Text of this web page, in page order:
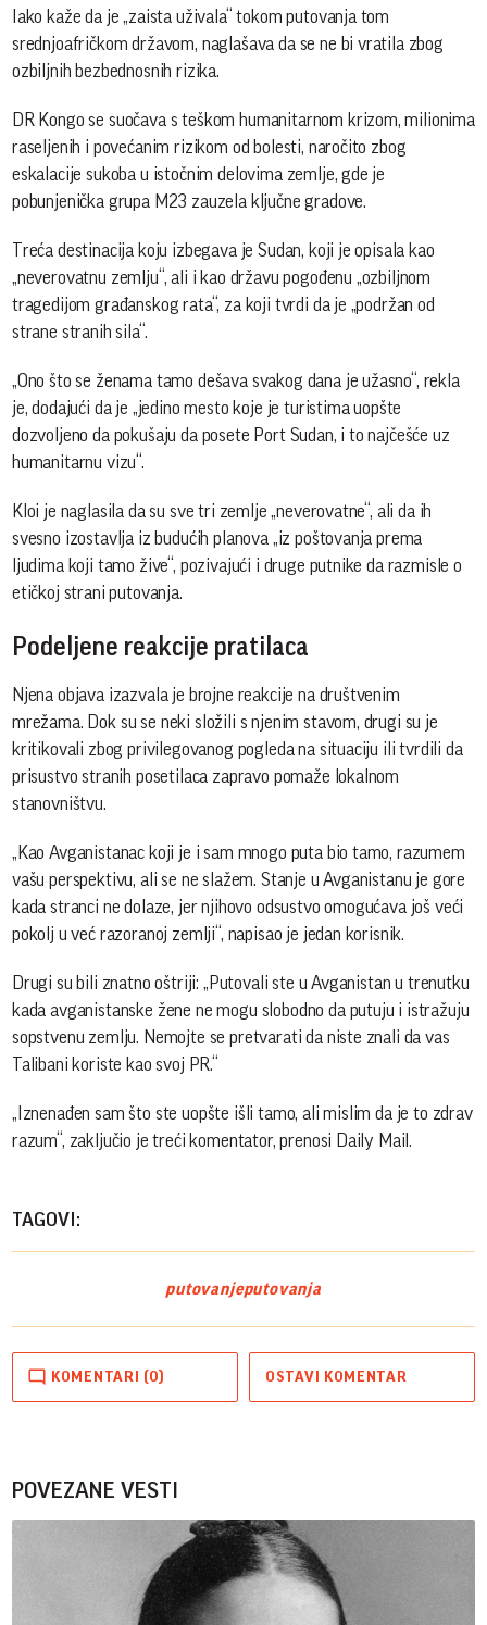
Iako kaže da je „zaista uživala“ tokom putovanja tom
srednjoafričkom državom, naglašava da se ne bi vratila zbog
ozbiljnih bezbednosnih rizika.
DR Kongo se suočava s teškom humanitarnom krizom, milionima
raseljenih i povećanim rizikom od bolesti, naročito zbog
eskalacije sukoba u istočnim delovima zemlje, gde je
pobunjenička grupa M23 zauzela ključne gradove.
Treća destinacija koju izbegava je Sudan, koji je opisala kao
„neverovatnu zemlju“, ali i kao državu pogođenu „ozbiljnom
tragedijom građanskog rata“, za koji tvrdi da je „podržan od
strane stranih sila“.
„Ono što se ženama tamo dešava svakog dana je užasno“, rekla
je, dodajući da je „jedino mesto koje je turistima uopšte
dozvoljeno da pokušaju da posete Port Sudan, i to najčešće uz
humanitarnu vizu“.
Kloi je naglasila da su sve tri zemlje „neverovatne“, ali da ih
svesno izostavlja iz budućih planova „iz poštovanja prema
ljudima koji tamo žive“, pozivajući i druge putnike da razmisle o
etičkoj strani putovanja.
Podeljene reakcije pratilaca
Njena objava izazvala je brojne reakcije na društvenim
mrežama. Dok su se neki složili s njenim stavom, drugi su je
kritikovali zbog privilegovanog pogleda na situaciju ili tvrdili da
prisustvo stranih posetilaca zapravo pomaže lokalnom
stanovništvu.
„Kao Avganistanac koji je i sam mnogo puta bio tamo, razumem
vašu perspektivu, ali se ne slažem. Stanje u Avganistanu je gore
kada stranci ne dolaze, jer njihovo odsustvo omogućava još veći
pokolj u već razoranoj zemlji“, napisao je jedan korisnik.
Drugi su bili znatno oštriji: „Putovali ste u Avganistan u trenutku
kada avganistanske žene ne mogu slobodno da putuju i istražuju
sopstvenu zemlju. Nemojte se pretvarati da niste znali da vas
Talibani koriste kao svoj PR.“
„Iznenađen sam što ste uopšte išli tamo, ali mislim da je to zdrav
razum“, zaključio je treći komentator, prenosi Daily Mail.
TAGOVI:
putovanjeputovanja
KOMENTARI (0) OSTAVI KOMENTAR
POVEZANE VESTI